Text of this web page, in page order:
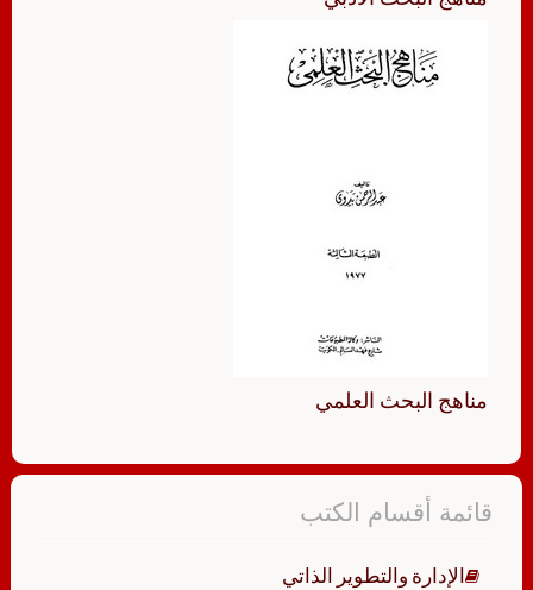
مناهج البحث العلمي
قائمة أقسام الكتب
الإدارة والتطوير الذاتي